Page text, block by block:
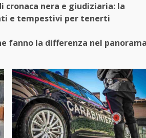
cronaca nera e giudiziaria: la
e tempestivi per tenerti
fanno la differenza nel